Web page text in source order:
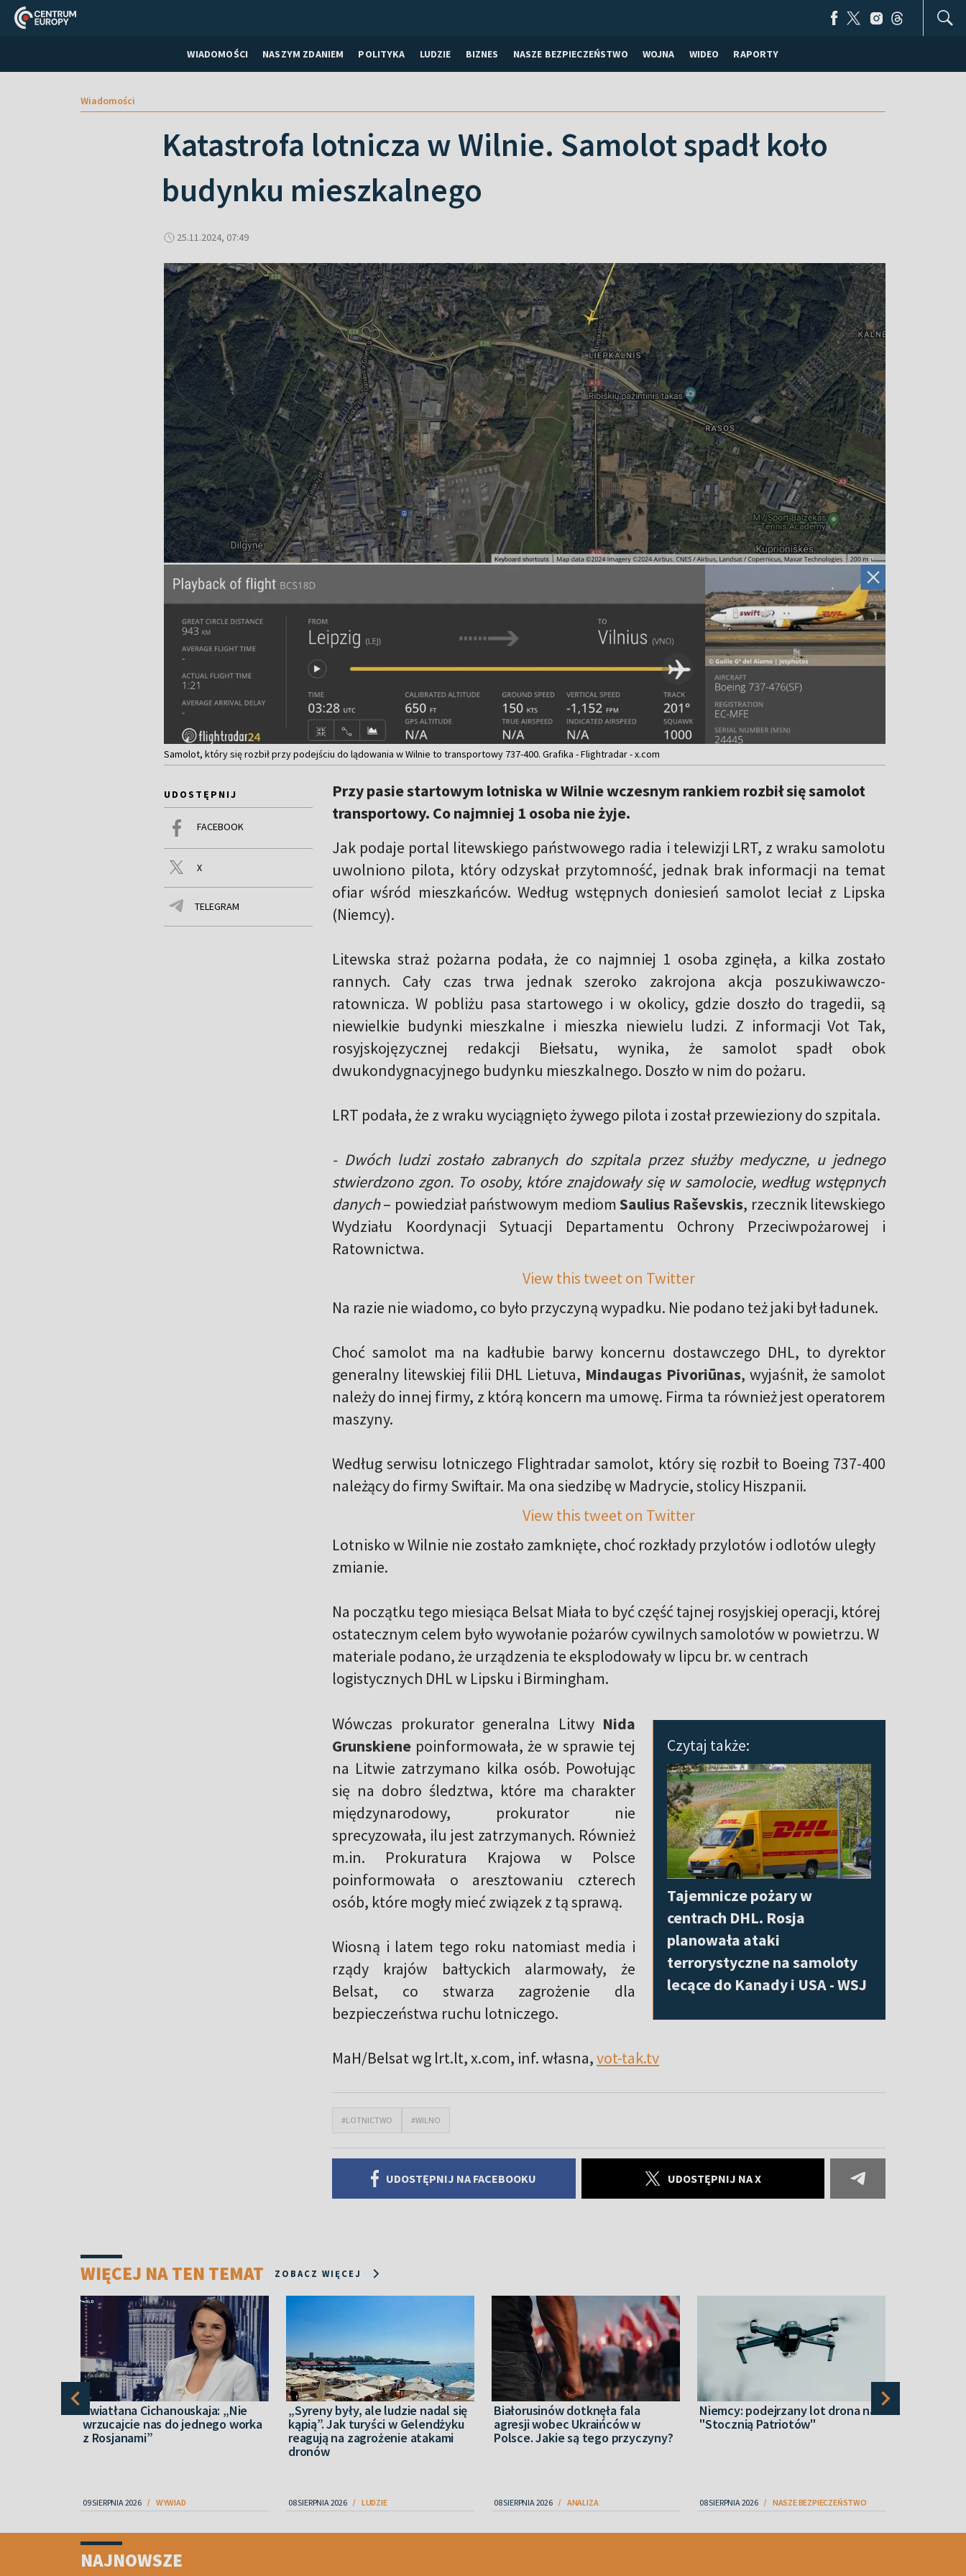
WIADOMOŚCI NASZYM ZDANIEM POLITYKA LUDZIE BIZNES NASZE BEZPIECZEŃSTWO WOJNA WIDEO RAPORTY
Wiadomości
Katastrofa lotnicza w Wilnie. Samolot spadł koło
budynku mieszkalnego
25.11.2024, 07:49
Samolot, który się rozbił przy podejściu do lądowania w Wilnie to transportowy 737-400. Grafika - Flightradar - x.com
UDOSTĘPNIJ
FACEBOOK
X
TELEGRAM
Przy pasie startowym lotniska w Wilnie wczesnym rankiem rozbił się samolot
transportowy. Co najmniej 1 osoba nie żyje.
Jak podaje portal litewskiego państwowego radia i telewizji LRT, z wraku samolotu
uwolniono pilota, który odzyskał przytomność, jednak brak informacji na temat
ofiar wśród mieszkańców. Według wstępnych doniesień samolot leciał z Lipska
(Niemcy).
Litewska straż pożarna podała, że co najmniej 1 osoba zginęła, a kilka zostało
rannych. Cały czas trwa jednak szeroko zakrojona akcja poszukiwawczo-
ratownicza. W pobliżu pasa startowego i w okolicy, gdzie doszło do tragedii, są
niewielkie budynki mieszkalne i mieszka niewielu ludzi. Z informacji Vot Tak,
rosyjskojęzycznej redakcji Biełsatu, wynika, że samolot spadł obok
dwukondygnacyjnego budynku mieszkalnego. Doszło w nim do pożaru.
LRT podała, że z wraku wyciągnięto żywego pilota i został przewieziony do szpitala.
- Dwóch ludzi zostało zabranych do szpitala przez służby medyczne, u jednego
stwierdzono zgon. To osoby, które znajdowały się w samolocie, według wstępnych
danych– powiedział państwowym mediom Saulius Raševskis, rzecznik litewskiego
Wydziału Koordynacji Sytuacji Departamentu Ochrony Przeciwpożarowej i
Ratownictwa.
View this tweet on Twitter
Na razie nie wiadomo, co było przyczyną wypadku. Nie podano też jaki był ładunek.
Choć samolot ma na kadłubie barwy koncernu dostawczego DHL, to dyrektor
generalny litewskiej filii DHL Lietuva, Mindaugas Pivoriūnas, wyjaśnił, że samolot
należy do innej firmy, z którą koncern ma umowę. Firma ta również jest operatorem
maszyny.
Według serwisu lotniczego Flightradar samolot, który się rozbił to Boeing 737-400
należący do firmy Swiftair. Ma ona siedzibę w Madrycie, stolicy Hiszpanii.
View this tweet on Twitter
Lotnisko w Wilnie nie zostało zamknięte, choć rozkłady przylotów i odlotów uległy
zmianie.
Na początku tego miesiąca Belsat Miała to być część tajnej rosyjskiej operacji, której
ostatecznym celem było wywołanie pożarów cywilnych samolotów w powietrzu. W
materiale podano, że urządzenia te eksplodowały w lipcu br. w centrach
logistycznych DHL w Lipsku i Birmingham.
Czytaj także:
Tajemnicze pożary w
centrach DHL. Rosja
planowała ataki
terrorystyczne na samoloty
lecące do Kanady i USA - WSJ
Wówczas prokurator generalna Litwy Nida
Grunskiene poinformowała, że w sprawie tej
na Litwie zatrzymano kilka osób. Powołując
się na dobro śledztwa, które ma charakter
międzynarodowy, prokurator nie
sprecyzowała, ilu jest zatrzymanych. Również
m.in. Prokuratura Krajowa w Polsce
poinformowała o aresztowaniu czterech
osób, które mogły mieć związek z tą sprawą.
Wiosną i latem tego roku natomiast media i
rządy krajów bałtyckich alarmowały, że
Belsat, co stwarza zagrożenie dla
bezpieczeństwa ruchu lotniczego.
MaH/Belsat wg lrt.lt, x.com, inf. własna,vot-tak.tv
#LOTNICTWO #WILNO
UDOSTĘPNIJ NA FACEBOOKU UDOSTĘPNIJ NA X
WIĘCEJ NA TEN TEMAT ZOBACZ WIĘCEJ
Swiatłana Cichanouskaja: „Nie
wrzucajcie nas do jednego worka
z Rosjanami”
09 SIERPNIA 2026 WYWIAD
„Syreny były, ale ludzie nadal się
kąpią”. Jak turyści w Gelendżyku
reagują na zagrożenie atakami
dronów
08 SIERPNIA 2026 LUDZIE
Białorusinów dotknęła fala
agresji wobec Ukraińców w
Polsce. Jakie są tego przyczyny?
08 SIERPNIA 2026 ANALIZA
Niemcy: podejrzany lot drona nad
"Stocznią Patriotów"
08 SIERPNIA 2026 NASZE BEZPIECZEŃSTWO
NAJNOWSZE